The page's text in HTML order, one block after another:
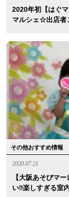
2020年初【はぐ
マルシェ☆出店
その他おすすめ情報
2020.07.21
【大阪あそびマ
い‼︎楽しすぎる室